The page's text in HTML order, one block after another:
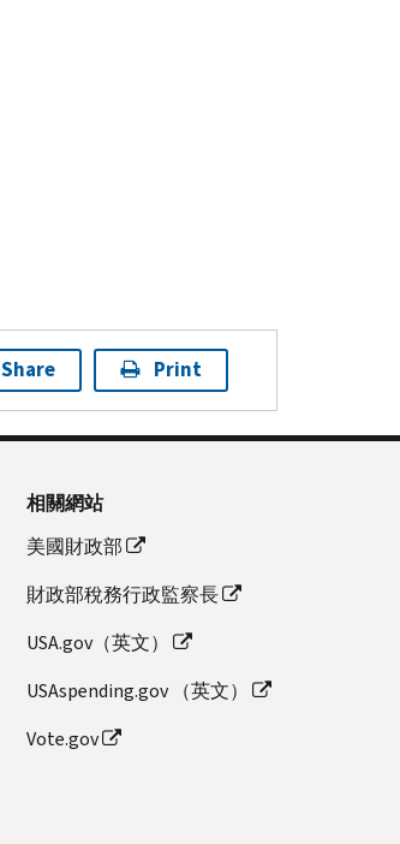
Share Print
相關網站
美國財政部
財政部稅務行政監察長
USA.gov（英文）
USAspending.gov （英文）
Vote.gov